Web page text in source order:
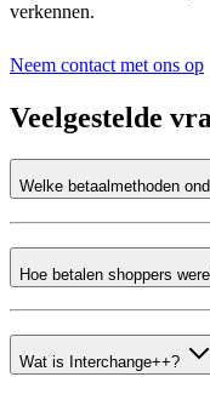
verkennen.
Neem contact met ons op
Veelgestelde
Welke betaalmethoden
Hoe betalen shoppers
Wat is Interchange++?